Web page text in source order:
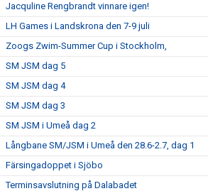
Jacquline Rengbrandt vinnare igen!
LH Games i Landskrona den 7-9 juli
Zoogs Zwim-Summer Cup i Stockholm,
SM JSM dag 5
SM JSM dag 4
SM JSM dag 3
SM JSM i Umeå dag 2
Långbane SM/JSM i Umeå den 28.6-2.7, dag 1
Färsingadoppet i Sjöbo
Terminsavslutning på Dalabadet